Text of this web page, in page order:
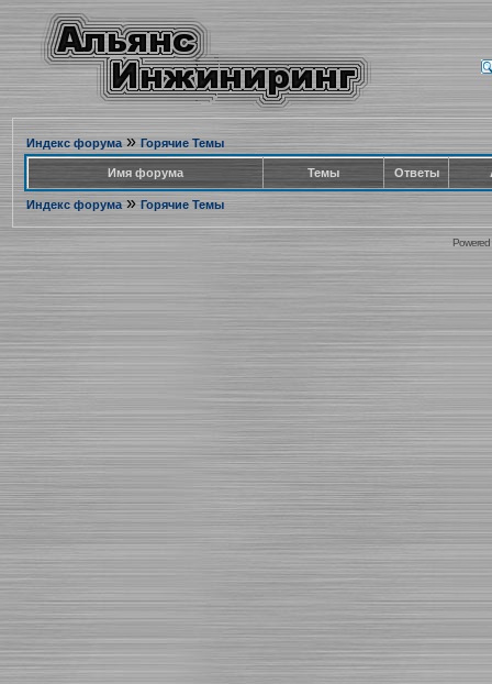
Индекс форума» Горячие Темы
Имя форума Темы Ответы
Индекс форума» Горячие Темы